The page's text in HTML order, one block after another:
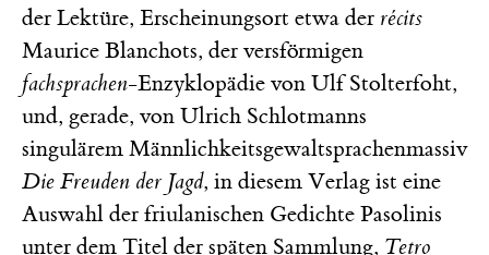
der Lektüre, Erscheinungsort etwa der récits
Maurice Blanchots, der versförmigen
fachsprachen-Enzyklopädie von Ulf Stolterfoht,
und, gerade, von Ulrich Schlotmanns
singulärem Männlichkeitsgewaltsprachenmassiv
Die Freuden der Jagd, in diesem Verlag ist eine
Auswahl der friulanischen Gedichte Pasolinis
unter dem Titel der späten Sammlung, Tetro